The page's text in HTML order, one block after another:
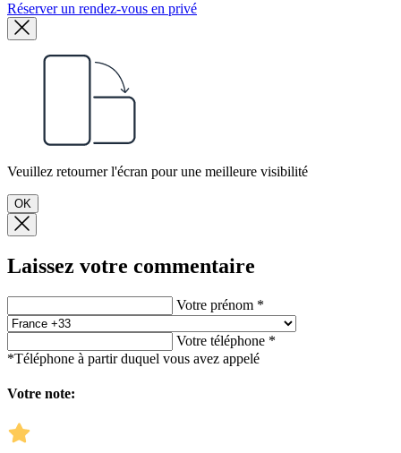
Réserver un rendez-vous en privé
Veuillez retourner l'écran pour une meilleure visibilité
OK
Laissez votre commentaire
Votre prénom *
Votre téléphone *
*Téléphone à partir duquel vous avez appelé
Votre note: